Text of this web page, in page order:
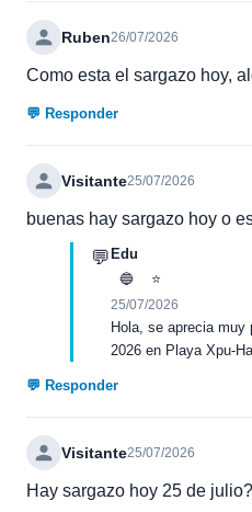
Ruben26/07/2026
Como esta el sargazo hoy,
💬 Responder
Visitante25/07/2026
buenas hay sargazo hoy o
💬 Edu
🔵
⭐
25/07/2026
Hola, se aprecia
2026 en Playa Xpu-Ha
💬 Responder
Visitante25/07/2026
Hay sargazo hoy 25 de julio?